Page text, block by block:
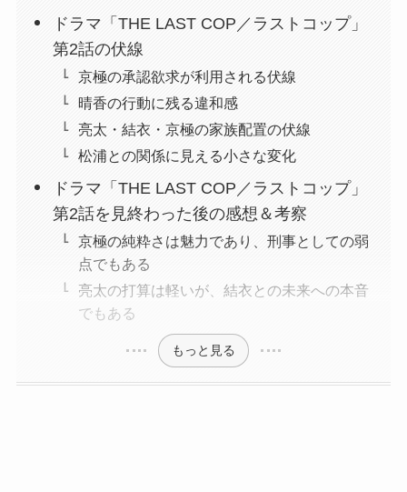
ドラマ「THE LAST COP／ラストコップ」
第2話の伏線
京極の承認欲求が利用される伏線
晴香の行動に残る違和感
亮太・結衣・京極の家族配置の伏線
松浦との関係に見える小さな変化
ドラマ「THE LAST COP／ラストコップ」
第2話を見終わった後の感想＆考察
京極の純粋さは魅力であり、刑事としての弱
点でもある
亮太の打算は軽いが、結衣との未来への本音
でもある
もっと見る